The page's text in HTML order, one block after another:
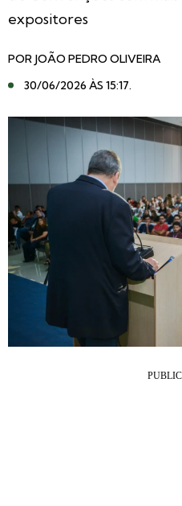
expositores
POR JOÃO PEDRO OLIVEIRA
30/06/2026 ÀS 15:17.